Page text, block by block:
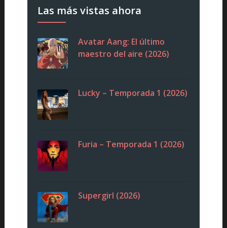
Las más vistas ahora
Avatar Aang: El último
maestro del aire (2026)
Lucky – Temporada 1 (2026)
Furia – Temporada 1 (2026)
Supergirl (2026)